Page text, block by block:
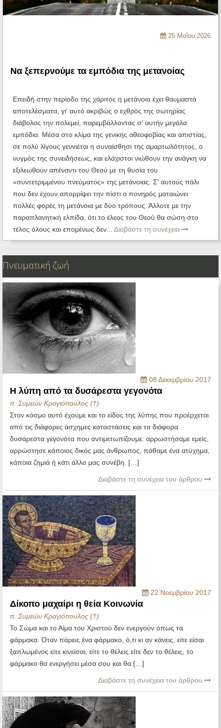
Ηχητικά
25 Μαΐου 2026
Να ξεπερνούμε τα εμπόδια της μετανοίας
Επειδή στην περίοδο της χάριτος η μετάνοια έχει θαυμαστά
αποτελέσματα, γι' αυτό ακριβώς ο εχθρός της σωτηρίας
διάβολος την πολεμεί, παρεμβάλλοντας σ' αυτήν μεγάλα
εμπόδια. Μέσα στο κλίμα της γενικής αθεοφοβίας και απιστίας,
σε πολύ λίγους γεννιέται η συναίσθησι της αμαρτωλότητος, ο
νυγμός της συνειδήσεως, και ελάχιστοι νιώθουν την ανάγκη να
εξιλεωθούν απέναντι του Θεού με τη θυσία του
«συντετριμμένου πνεύματος» της μετάνοιας. Σ' αυτούς πάλι
που δεν έχουν απορρίψει την πίστι ο πονηρός ματαιώνει
πολλές φορές τη μετάνοια με δύο τρόπους. Άλλοτε με την
παραπλανητική ελπίδα, ότι το έλεος του Θεού θα σώση στο
τέλος όλους και επομένως δεν... Διαβάστε τη συνέχεια
Πνευματική ζωή
08 Δεκεμβρίου 2017
Η λύπη από τα δυσάρεστα γεγονότα
π. Συμεών Κραγιόπουλος (†)
Στον κόσμο αυτό έχουμε και το είδος της λύπης που προέρχεται
από τις διάφορες άσχημες καταστάσεις και τα διάφορα
δυσάρεστα γεγονότα που αντιμετωπίζουμε: αρρωστήσαμε εμείς,
αρρώστησε κάποιος δικός μας άνθρωπος, πάθαμε ένα ατύχημα,
κάποια ζημιά ή κάτι άλλο μας συνέβη. […]
Διαβάστε τη συνέχεια του άρθρου
22 Νοεμβρίου 2017
Δίκοπο μαχαίρι η θεία Κοινωνία
π. Συμεών Κραγιόπουλος (†)
Το Σώμα και το Αίμα του Χριστού δεν ενεργούν όπως τα
φάρμακα. Όταν πάρεις ένα φάρμακο, ό,τι κι αν κάνεις, είτε είσαι
ξαπλωμένος είτε κινείσαι, είτε το θέλεις είτε δεν το θέλεις, το
φάρμακο θα ενεργήσει μέσα σου και θα […]
Διαβάστε τη συνέχεια του άρθρου